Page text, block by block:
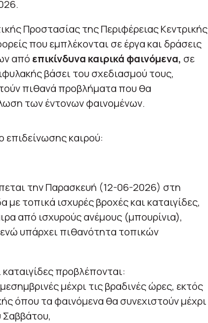
Προστασίας της Περιφέρειας Κεντρικής
που εμπλέκονται σε έργα και δράσεις
από επικίνδυνα καιρικά φαινόμενα, σε
βάσει του σχεδιασμού τους,
πιθανά προβλήματα που θα
των έντονων φαινομένων.
επιδείνωσης καιρού:
την Παρασκευή (12-06-2026) στη
με τοπικά ισχυρές βροχές και καταιγίδες,
από ισχυρούς ανέμους (μπουρίνια),
υπάρχει πιθανότητα τοπικών
προβλέπονται:
μέχρι τις βραδινές ώρες, εκτός
όπου τα φαινόμενα θα συνεχιστούν μέχρι